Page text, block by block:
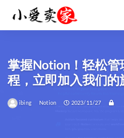
掌握Notion！轻松管
程，立即加入我们的
ibing Notion 2023/11/27